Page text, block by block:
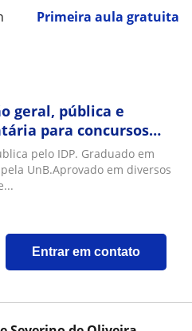
Primeira aula gratuita
geral, pública e
para concursos
pelo IDP. Graduado em
UnB.Aprovado em diversos
Entrar em contato